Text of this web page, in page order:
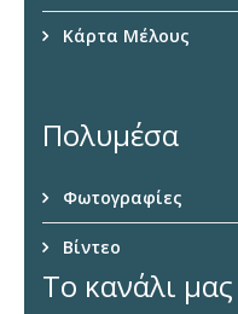
Κάρτα Μέλους
Πολυμέσα
Φωτογραφίες
Βίντεο
Το κανάλι